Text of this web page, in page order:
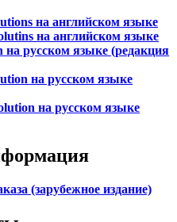
на английском языке
на английском языке
русском языке (редакция
на русском языке
на русском языке
(зарубежное издание)